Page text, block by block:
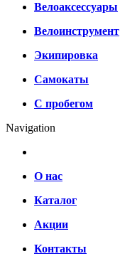
Велоаксессуары
Велоинструмент
Экипировка
Самокаты
С пробегом
Navigation
О нас
Каталог
Акции
Контакты